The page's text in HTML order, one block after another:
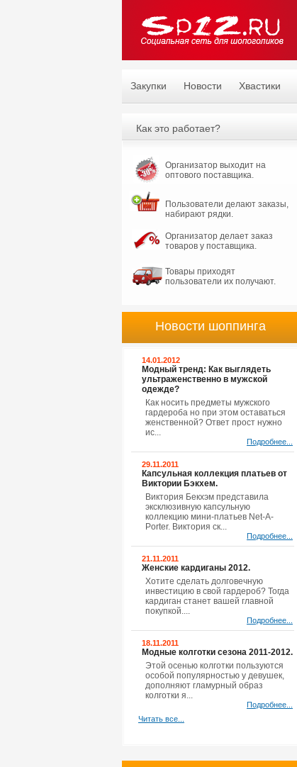
Закупки Новости Хвастики
Как это работает?
Организатор выходит на
оптового поставщика.
Пользователи делают заказы,
набирают рядки.
Организатор делает заказ
товаров у поставщика.
Товары приходят
пользователи их получают.
Новости шоппинга
14.01.2012
Модный тренд: Как выглядеть
ультраженственно в мужской
одежде?
Как носить предметы мужского
гардероба но при этом оставаться
женственной? Ответ прост нужно
ис...
Подробнее...
29.11.2011
Капсульная коллекция платьев от
Виктории Бэкхем.
Виктория Бекхэм представила
эксклюзивную капсульную
коллекцию мини-платьев Net-A-
Porter. Виктория ск...
Подробнее...
21.11.2011
Женские кардиганы 2012.
Хотите сделать долговечную
инвестицию в свой гардероб? Тогда
кардиган станет вашей главной
покупкой....
Подробнее...
18.11.2011
Модные колготки сезона 2011-2012.
Этой осенью колготки пользуются
особой популярностью у девушек,
дополняют гламурный образ
колготки я...
Подробнее...
Читать все...